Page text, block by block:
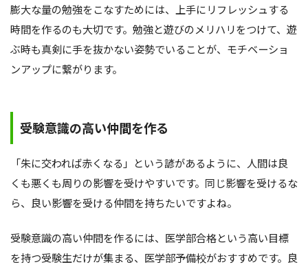
膨大な量の勉強をこなすためには、上手にリフレッシュする
時間を作るのも大切です。勉強と遊びのメリハリをつけて、遊
ぶ時も真剣に手を抜かない姿勢でいることが、モチベーショ
ンアップに繋がります。
受験意識の高い仲間を作る
「朱に交われば赤くなる」という諺があるように、人間は良
くも悪くも周りの影響を受けやすいです。同じ影響を受けるな
ら、良い影響を受ける仲間を持ちたいですよね。
受験意識の高い仲間を作るには、医学部合格という高い目標
を持つ受験生だけが集まる、医学部予備校がおすすめです。良